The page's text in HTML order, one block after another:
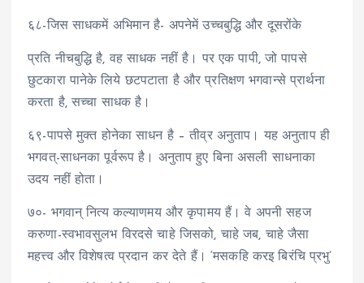
६८-जिस साधकमें अभिमान है- अपनेमें उच्चबुद्धि और दूसरोंके
प्रति नीचबुद्धि है, वह साधक नहीं है। पर एक पापी, जो पापसे
छुटकारा पानेके लिये छटपटाता है और प्रतिक्षण भगवान्से प्रार्थना
करता है, सच्चा साधक है।
६९-पापसे मुक्त होनेका साधन है – तीव्र अनुताप। यह अनुताप ही
भगवत्-साधनका पूर्वरूप है। अनुताप हुए बिना असली साधनाका
उदय नहीं होता।
७०- भगवान् नित्य कल्याणमय और कृपामय हैं। वे अपनी सहज
करुणा-स्वभावसुलभ विरदसे चाहे जिसको, चाहे जब, चाहे जैसा
महत्त्व और विशेषत्व प्रदान कर देते हैं। ‘मसकहि करइ बिरंचि प्रभु’